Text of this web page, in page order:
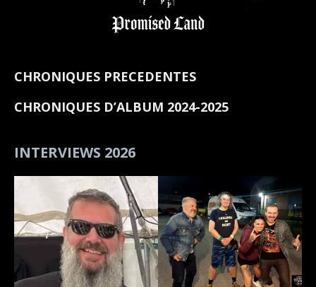
CHRONIQUES PRECEDENTES
CHRONIQUES D’ALBUM 2024-2025
INTERVIEWS 2026